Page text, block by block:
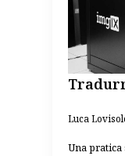
Luca
Una pratica